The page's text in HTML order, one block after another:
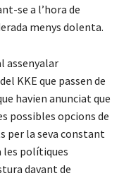
se a l’hora de
menys dolenta.
assenyalar
KKE que passen de
havien anunciat que
possibles opcions de
per la seva constant
polítiques
davant de